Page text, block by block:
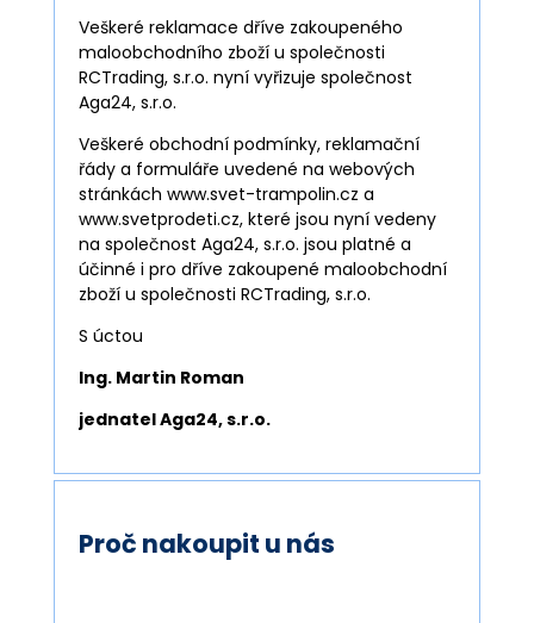
Veškeré reklamace dříve zakoupeného
maloobchodního zboží u společnosti
RCTrading, s.r.o. nyní vyřizuje společnost
Aga24, s.r.o.
Veškeré obchodní podmínky, reklamační
řády a formuláře uvedené na webových
stránkách www.svet-trampolin.cz a
www.svetprodeti.cz, které jsou nyní vedeny
na společnost Aga24, s.r.o. jsou platné a
účinné i pro dříve zakoupené maloobchodní
zboží u společnosti RCTrading, s.r.o.
S úctou
Ing. Martin Roman
jednatel Aga24, s.r.o.
Proč nakoupit u nás